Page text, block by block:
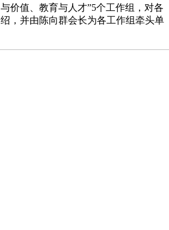
价值、教育与人才”5个工作组，对各
，并由陈向群会长为各工作组牵头单